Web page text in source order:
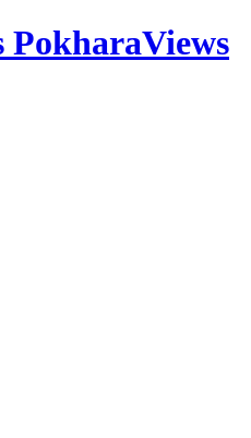
PokharaViews